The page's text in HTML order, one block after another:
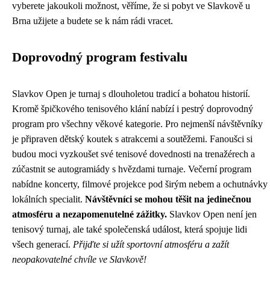
vyberete jakoukoli možnost, věříme, že si pobyt ve Slavkově u
Brna užijete a budete se k nám rádi vracet.
Doprovodný program festivalu
Slavkov Open je turnaj s dlouholetou tradicí a bohatou historií.
Kromě špičkového tenisového klání nabízí i pestrý doprovodný
program pro všechny věkové kategorie. Pro nejmenší návštěvníky
je připraven dětský koutek s atrakcemi a soutěžemi. Fanoušci si
budou moci vyzkoušet své tenisové dovednosti na trenažérech a
zúčastnit se autogramiády s hvězdami turnaje. Večerní program
nabídne koncerty, filmové projekce pod širým nebem a ochutnávky
lokálních specialit. Návštěvníci se mohou těšit na jedinečnou
atmosféru a nezapomenutelné zážitky. Slavkov Open není jen
tenisový turnaj, ale také společenská událost, která spojuje lidi
všech generací. Přijďte si užít sportovní atmosféru a zažít
neopakovatelné chvíle ve Slavkově!